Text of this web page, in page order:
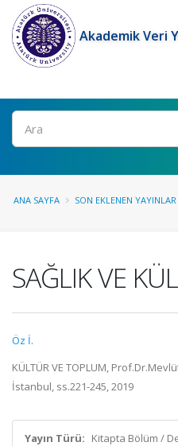
Akademik Veri
Ara
ANA SAYFA SON EKLENEN YAYINLAR
SAĞLIK VE
Öz İ.
KÜLTÜR VE TOPLUM,
İstanbul, ss.221-245, 2019
Yayın Türü: Kitapta Bölüm /